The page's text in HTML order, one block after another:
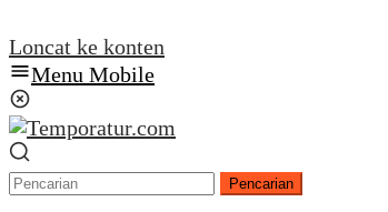
Loncat ke konten
Menu Mobile
Pencarian